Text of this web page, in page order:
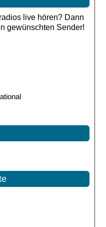
live hören? Dann
gewünschten Sender!